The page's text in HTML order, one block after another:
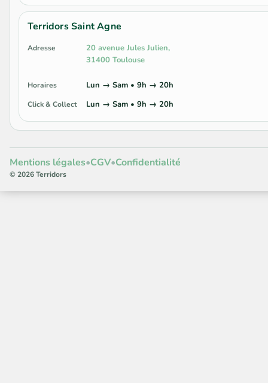
Terridors Saint Agne
Adresse
20 avenue Jules Julien,
31400 Toulouse
Horaires Lun → Sam • 9h → 20h
Click & Collect Lun → Sam • 9h → 20h
Mentions légales•CGV•Confidentialité
© 2026 Terridors